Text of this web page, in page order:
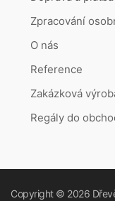
Zpracování
O nás
Reference
Zakázková
Regály do
Copyright © 2026